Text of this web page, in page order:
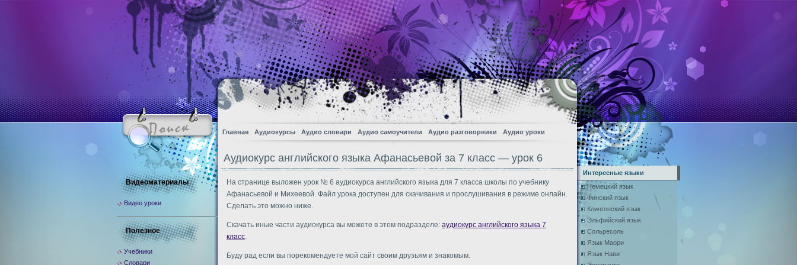
Главная Аудиокурсы Аудио словари Аудио самоучители Аудио разговорники Аудио уроки
Аудиокурс английского языка Афанасьевой за 7 класс — урок 6
На странице выложен урок № 6 аудиокурса английского языка для 7 класса школы по учебнику
Афанасьевой и Михеевой. Файл урока доступен для скачивания и прослушивания в режиме онлайн.
Сделать это можно ниже.
Скачать иные части аудиокурса вы можете в этом подразделе: аудиокурс английского языка 7
класс.
Буду рад если вы порекомендуете мой сайт своим друзьям и знакомым.
Видеоматериалы
Видео уроки
Полезное
Учебники
Словари
Интересные языки
Немецкий язык
Финский язык
Клингонский язык
Эльфийский язык
Сольресоль
Язык Маори
Язык Нави